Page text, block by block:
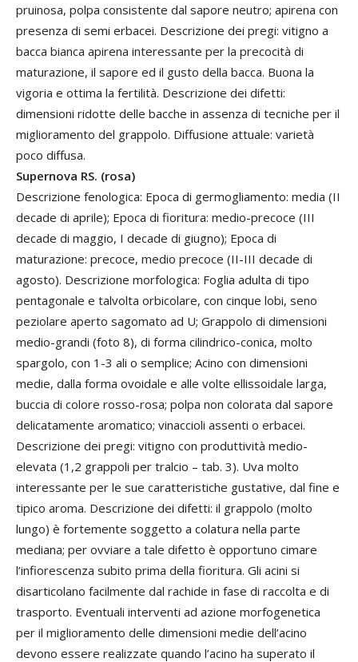
pruinosa, polpa consistente dal sapore neutro; apirena con
presenza di semi erbacei. Descrizione dei pregi: vitigno a
bacca bianca apirena interessante per la precocità di
maturazione, il sapore ed il gusto della bacca. Buona la
vigoria e ottima la fertilità. Descrizione dei difetti:
dimensioni ridotte delle bacche in assenza di tecniche per il
miglioramento del grappolo. Diffusione attuale: varietà
poco diffusa.
Supernova RS. (rosa)
Descrizione fenologica: Epoca di germogliamento: media (II
decade di aprile); Epoca di fioritura: medio-precoce (III
decade di maggio, I decade di giugno); Epoca di
maturazione: precoce, medio precoce (II-III decade di
agosto). Descrizione morfologica: Foglia adulta di tipo
pentagonale e talvolta orbicolare, con cinque lobi, seno
peziolare aperto sagomato ad U; Grappolo di dimensioni
medio-grandi (foto 8), di forma cilindrico-conica, molto
spargolo, con 1-3 ali o semplice; Acino con dimensioni
medie, dalla forma ovoidale e alle volte ellissoidale larga,
buccia di colore rosso-rosa; polpa non colorata dal sapore
delicatamente aromatico; vinaccioli assenti o erbacei.
Descrizione dei pregi: vitigno con produttività medio-
elevata (1,2 grappoli per tralcio – tab. 3). Uva molto
interessante per le sue caratteristiche gustative, dal fine e
tipico aroma. Descrizione dei difetti: il grappolo (molto
lungo) è fortemente soggetto a colatura nella parte
mediana; per ovviare a tale difetto è opportuno cimare
l’infiorescenza subito prima della fioritura. Gli acini si
disarticolano facilmente dal rachide in fase di raccolta e di
trasporto. Eventuali interventi ad azione morfogenetica
per il miglioramento delle dimensioni medie dell’acino
devono essere realizzate quando l’acino ha superato il